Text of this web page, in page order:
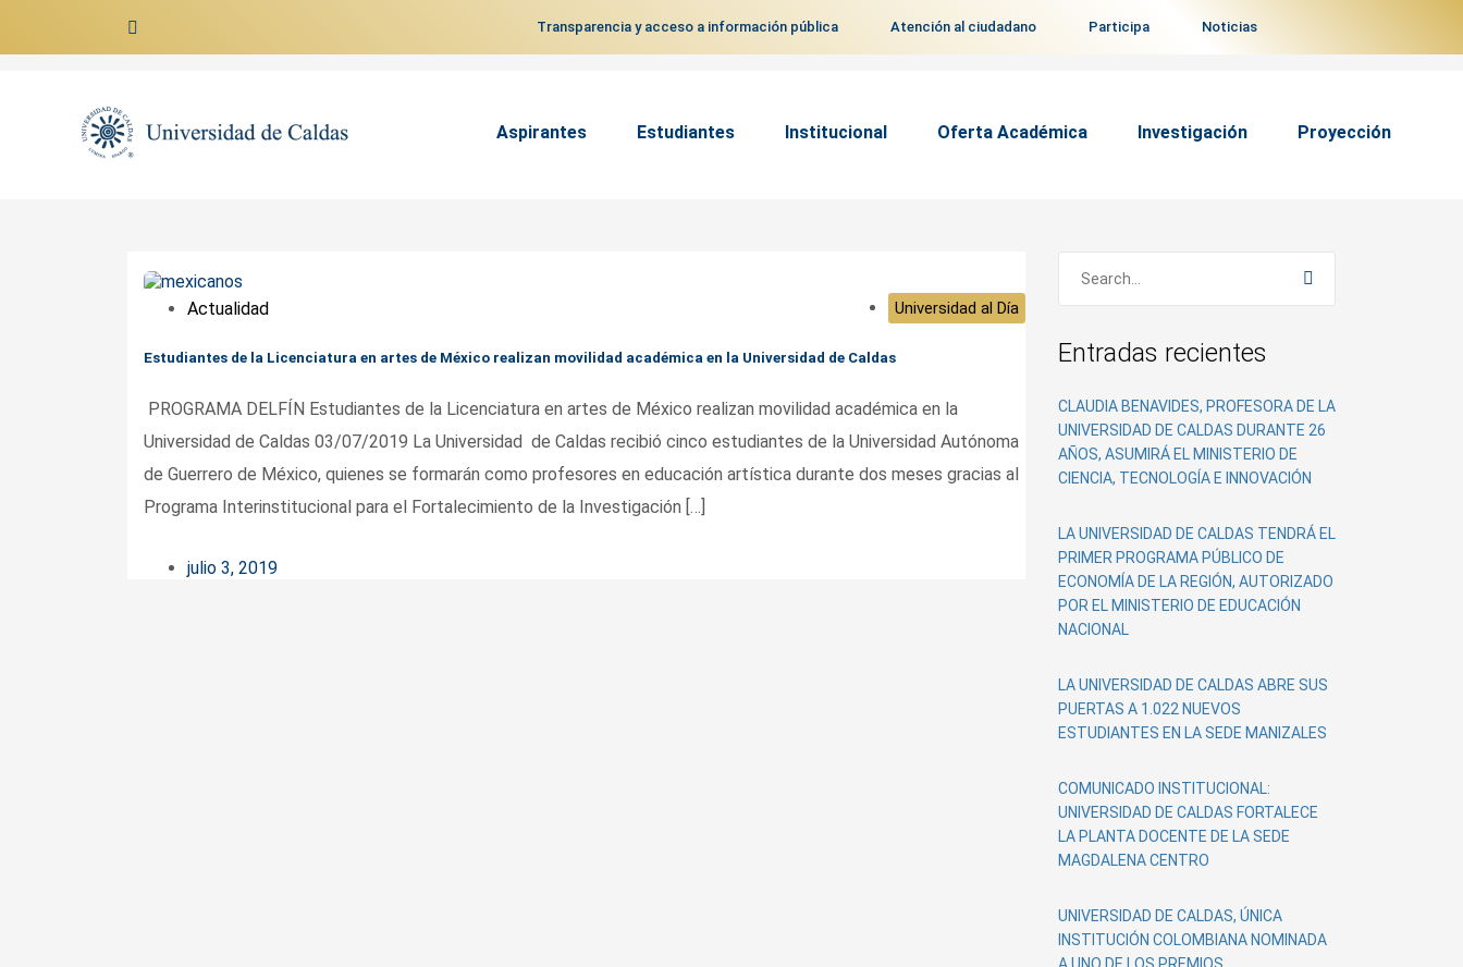
Transparencia y acceso a información pública Atención al ciudadano Participa Noticias
Aspirantes Estudiantes Institucional Oferta Académica Investigación Proyección
Actualidad Universidad al Día
Estudiantes de la Licenciatura en artes de México realizan movilidad académica en la Universidad de Caldas
PROGRAMA DELFÍN Estudiantes de la Licenciatura en artes de México realizan movilidad académica en la
Universidad de Caldas 03/07/2019 La Universidad de Caldas recibió cinco estudiantes de la Universidad Autónoma
de Guerrero de México, quienes se formarán como profesores en educación artística durante dos meses gracias al
Programa Interinstitucional para el Fortalecimiento de la Investigación […]
julio 3, 2019
Entradas recientes
CLAUDIA BENAVIDES, PROFESORA DE LA
UNIVERSIDAD DE CALDAS DURANTE 26
AÑOS, ASUMIRÁ EL MINISTERIO DE
CIENCIA, TECNOLOGÍA E INNOVACIÓN
LA UNIVERSIDAD DE CALDAS TENDRÁ EL
PRIMER PROGRAMA PÚBLICO DE
ECONOMÍA DE LA REGIÓN, AUTORIZADO
POR EL MINISTERIO DE EDUCACIÓN
NACIONAL
LA UNIVERSIDAD DE CALDAS ABRE SUS
PUERTAS A 1.022 NUEVOS
ESTUDIANTES EN LA SEDE MANIZALES
COMUNICADO INSTITUCIONAL:
UNIVERSIDAD DE CALDAS FORTALECE
LA PLANTA DOCENTE DE LA SEDE
MAGDALENA CENTRO
UNIVERSIDAD DE CALDAS, ÚNICA
INSTITUCIÓN COLOMBIANA NOMINADA